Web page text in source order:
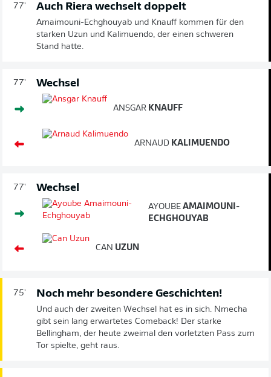
77' Auch Riera wechselt doppelt
Amaimouni-Echghouyab und Knauff kommen für den
starken Uzun und Kalimuendo, der einen schweren
Stand hatte.
77' Wechsel
ANSGAR KNAUFF
ARNAUD KALIMUENDO
77' Wechsel
AYOUBE AMAIMOUNI-
ECHGHOUYAB
CAN UZUN
75' Noch mehr besondere Geschichten!
Und auch der zweiten Wechsel hat es in sich. Nmecha
gibt sein lang erwartetes Comeback! Der starke
Bellingham, der heute zweimal den vorletzten Pass zum
Tor spielte, geht raus.